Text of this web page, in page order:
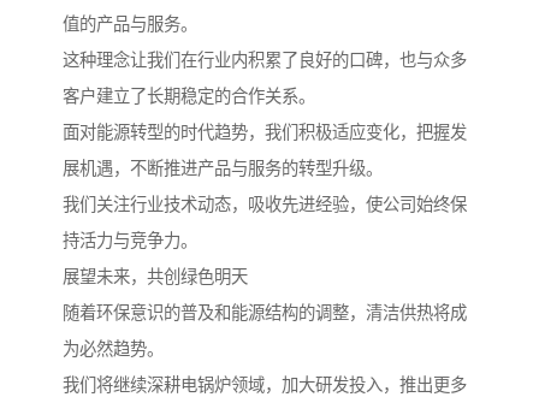
值的产品与服务。
这种理念让我们在行业内积累了良好的口碑，也与众多
客户建立了长期稳定的合作关系。
面对能源转型的时代趋势，我们积极适应变化，把握发
展机遇，不断推进产品与服务的转型升级。
我们关注行业技术动态，吸收先进经验，使公司始终保
持活力与竞争力。
展望未来，共创绿色明天
随着环保意识的普及和能源结构的调整，清洁供热将成
为必然趋势。
我们将继续深耕电锅炉领域，加大研发投入，推出更多